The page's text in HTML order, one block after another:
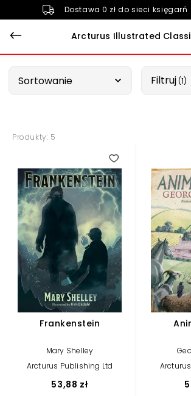
Dostawa 0 zł do sieci księgarń
Arcturus Illustrated
Sortowanie Filtruj (1)
Produkty: 5
Frankenstein
Mary Shelley
Arcturus Publishing Ltd
53,88 zł